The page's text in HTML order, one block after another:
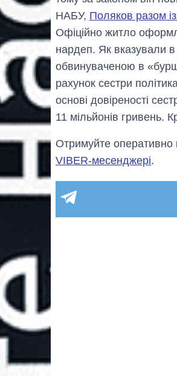
НАБУ, Поляков разом
Офіційно житло
нардеп. Як вказували
обвинуваченою в
рахунок сестри
основі довіреності
11 мільйонів гривень.
Отримуйте оперативно
VIBER-месенджері.